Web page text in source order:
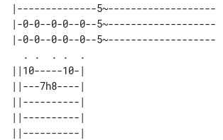
|--------------5~-------------------
|-0-0--0-0--0--5~-------------------
|-0-0--0-0--0--5~-------------------
||10-----10-|
||---7h8----|
||----------|
||----------|
||----------|